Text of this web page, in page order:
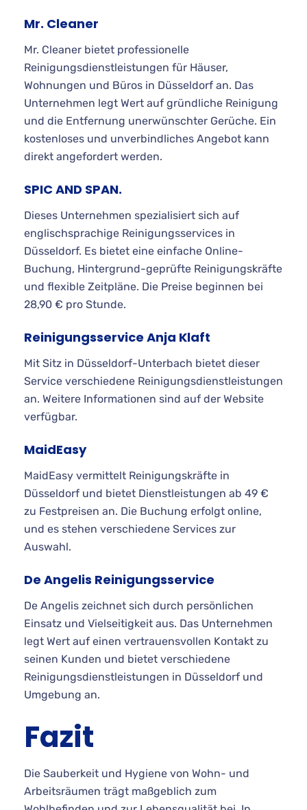
Mr. Cleaner
Mr. Cleaner bietet professionelle
Reinigungsdienstleistungen für Häuser,
Wohnungen und Büros in Düsseldorf an. Das
Unternehmen legt Wert auf gründliche Reinigung
und die Entfernung unerwünschter Gerüche. Ein
kostenloses und unverbindliches Angebot kann
direkt angefordert werden.
SPIC AND SPAN.
Dieses Unternehmen spezialisiert sich auf
englischsprachige Reinigungsservices in
Düsseldorf. Es bietet eine einfache Online-
Buchung, Hintergrund-geprüfte Reinigungskräfte
und flexible Zeitpläne. Die Preise beginnen bei
28,90 € pro Stunde.
Reinigungsservice Anja Klaft
Mit Sitz in Düsseldorf-Unterbach bietet dieser
Service verschiedene Reinigungsdienstleistungen
an. Weitere Informationen sind auf der Website
verfügbar.
MaidEasy
MaidEasy vermittelt Reinigungskräfte in
Düsseldorf und bietet Dienstleistungen ab 49 €
zu Festpreisen an. Die Buchung erfolgt online,
und es stehen verschiedene Services zur
Auswahl.
De Angelis Reinigungsservice
De Angelis zeichnet sich durch persönlichen
Einsatz und Vielseitigkeit aus. Das Unternehmen
legt Wert auf einen vertrauensvollen Kontakt zu
seinen Kunden und bietet verschiedene
Reinigungsdienstleistungen in Düsseldorf und
Umgebung an.
Fazit
Die Sauberkeit und Hygiene von Wohn- und
Arbeitsräumen trägt maßgeblich zum